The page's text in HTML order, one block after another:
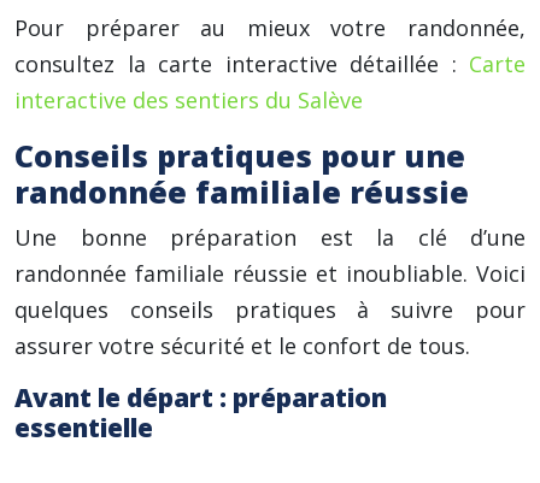
Pour préparer au mieux votre randonnée,
consultez la carte interactive détaillée : Carte
interactive des sentiers du Salève
Conseils pratiques pour une
randonnée familiale réussie
Une bonne préparation est la clé d’une
randonnée familiale réussie et inoubliable. Voici
quelques conseils pratiques à suivre pour
assurer votre sécurité et le confort de tous.
Avant le départ : préparation
essentielle